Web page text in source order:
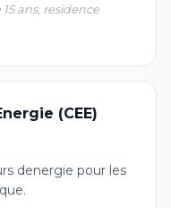
ans, residence
(CEE)
denergie pour les